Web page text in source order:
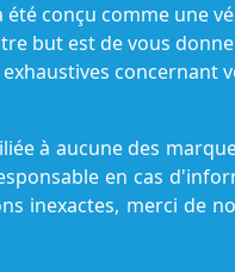
conçu comme une
but est de vous
concernant
à aucune des
en cas
inexactes, merci de